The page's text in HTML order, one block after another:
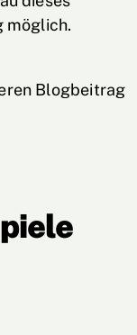
möglich.
Blogbeitrag